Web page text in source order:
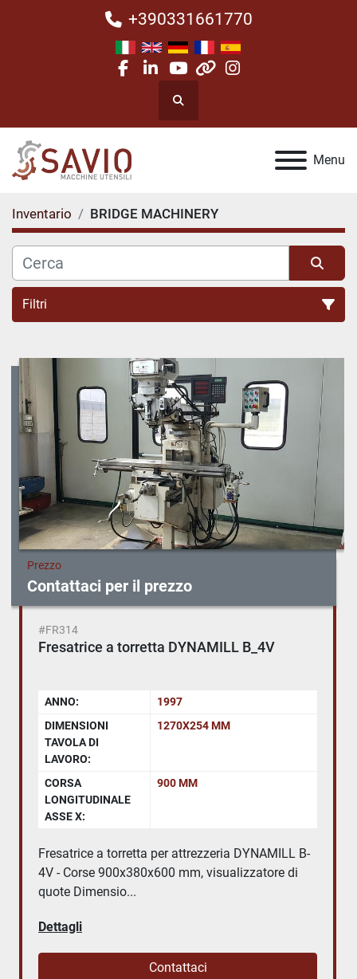
+390331661770
facebook
linkedin
youtube
otherinstagram
Cerca
Menu
Inventario BRIDGE MACHINERY
Filtri
Ordina per
Prezzo
Contattaci per il prezzo
#FR314
Fresatrice a torretta DYNAMILL B_4V
ANNO:
1997
DIMENSIONI
TAVOLA DI
LAVORO:
1270X254 MM
CORSA
LONGITUDINALE
ASSE X:
900 MM
Fresatrice a torretta per attrezzeria DYNAMILL B-
4V - Corse 900x380x600 mm, visualizzatore di
quote Dimensio...
Dettagli
Contattaci